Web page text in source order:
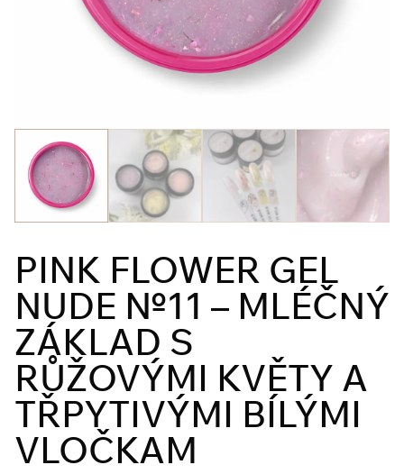
PINK FLOWER GEL
NUDE №11 – MLÉČNÝ
ZÁKLAD S
RŮŽOVÝMI KVĚTY A
TŘPYTIVÝMI BÍLÝMI
VLOČKAM